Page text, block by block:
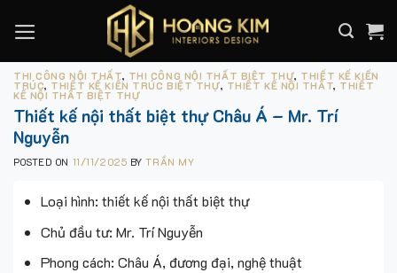
THI CÔNG NỘI THẤT, THI CÔNG NỘI THẤT BIỆT THỰ, THIẾT KẾ KIẾN
TRÚC, THIẾT KẾ KIẾN TRÚC BIỆT THỰ, THIẾT KẾ NỘI THẤT, THIẾT
KẾ NỘI THẤT BIỆT THỰ
Thiết kế nội thất biệt thự Châu Á – Mr. Trí
Nguyễn
POSTED ON 11/11/2025 BYTRẦN MY
Loại hình: thiết kế nội thất biệt thự
Chủ đầu tư: Mr. Trí Nguyễn
Phong cách: Châu Á, đương đại, nghệ thuật